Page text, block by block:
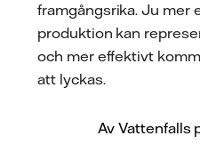
framgångsrika. Ju mer
produktion kan
och mer effektivt
att lyckas.
Av Vattenfalls